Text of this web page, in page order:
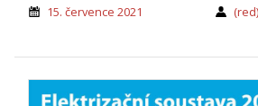
15. července 2021 (red)